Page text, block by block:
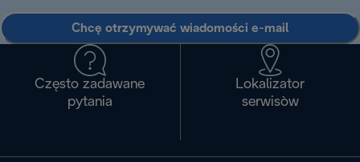
Chcę otrzymywać wiadomości e-mail
Często zadawane
pytania
Lokalizator
serwisòw